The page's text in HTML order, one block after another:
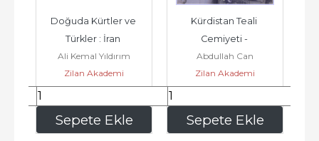
Sepete Ekle
Doğuda Kürtler ve
Türkler : İran
Selçuklularından
Çemişgezek
Ali Kemal Yıldırım
Zilan Akademi
320,00 Sepete Ekle
Kürdistan Teali
Cemiyeti -
Bediüzzaman ve Şerif
Paşa Polemiği -
Abdullah Can
Zilan Akademi
200,00